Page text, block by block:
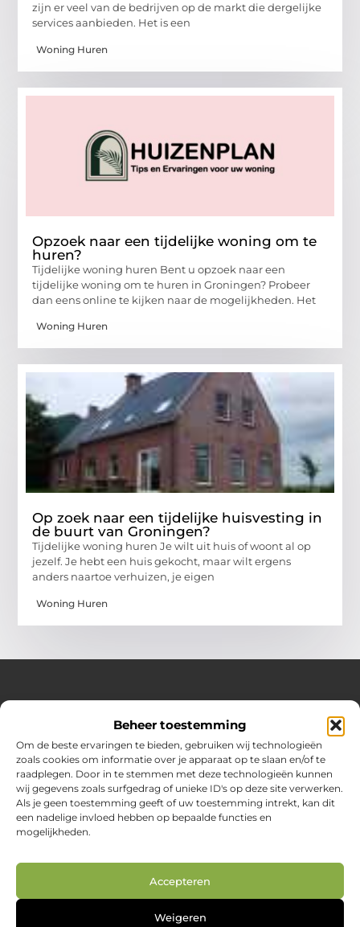
Beheer toestemming
Om de beste ervaringen te bieden, gebruiken wij technologieën
zoals cookies om informatie over je apparaat op te slaan en/of te
raadplegen. Door in te stemmen met deze technologieën kunnen
wij gegevens zoals surfgedrag of unieke ID's op deze site verwerken.
Als je geen toestemming geeft of uw toestemming intrekt, kan dit
een nadelige invloed hebben op bepaalde functies en
mogelijkheden.
Accepteren
Weigeren
zijn er veel van de bedrijven op de markt die dergelijke
services aanbieden. Het is een
Woning Huren
Opzoek naar een tijdelijke woning om te
huren?
Tijdelijke woning huren Bent u opzoek naar een
tijdelijke woning om te huren in Groningen? Probeer
dan eens online te kijken naar de mogelijkheden. Het
Woning Huren
Op zoek naar een tijdelijke huisvesting in
de buurt van Groningen?
Tijdelijke woning huren Je wilt uit huis of woont al op
jezelf. Je hebt een huis gekocht, maar wilt ergens
anders naartoe verhuizen, je eigen
Woning Huren
Over Huizenplan
Jouw gids voor wooninspiratie en praktische tips
Ontdek een uitgebreide verzameling blogs en artikelen
boordevol handige adviezen en verrassende inzichten om
jouw woondromen te realiseren. Van interieurideeën tot
slimme bespaartips – haal het beste uit jouw huis en
leefomgeving!